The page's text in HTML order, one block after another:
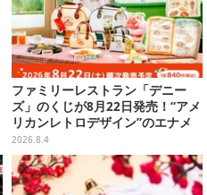
ファミリーレストラン「デニー
ズ」のくじが8月22日発売！“アメ
リカンレトロデザイン”のエナメ
ルバッグやTシャツなど、日常使
いできるグッズを用意
2026.8.4